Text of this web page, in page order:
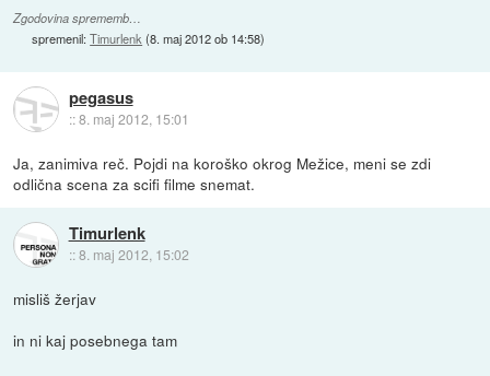
Zgodovina sprememb…
spremenil:Timurlenk(8. maj 2012 ob 14:58)
pegasus
::8. maj 2012, 15:01
Ja, zanimiva reč. Pojdi na koroško okrog Mežice, meni se zdi
odlična scena za scifi filme snemat.
Timurlenk
::8. maj 2012, 15:02
misliš žerjav
in ni kaj posebnega tam